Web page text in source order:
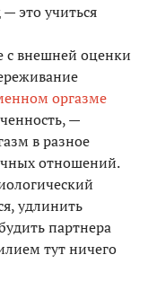
это учиться
с внешней оценки
оргазме
—
в разное
отношений.
удлинить
партнера
тут ничего